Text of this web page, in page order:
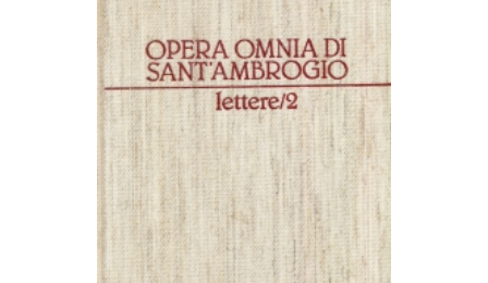
AGGIUNGI AL CARRELLO